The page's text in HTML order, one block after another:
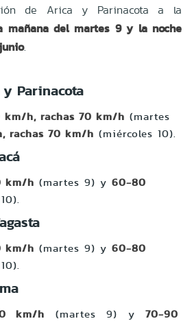
de Arica y Parinacota
a la
mañana del martes 9 y la noche
.
Parinacota
h, rachas 70 km/h (martes
rachas 70 km/h (miércoles 10).
km/h (martes 9) y 60-80
km/h (martes 9) y 60-80
km/h (martes 9) y 70-90